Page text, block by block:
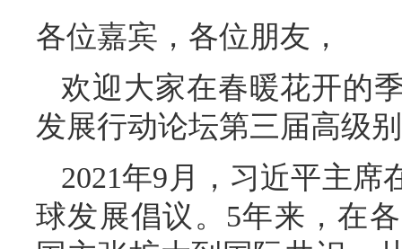
各位嘉宾，各位朋友，
欢迎大家在春暖花开的
发展行动论坛第三届高级
2021年9月，习近平主席
球发展倡议。5年来，在